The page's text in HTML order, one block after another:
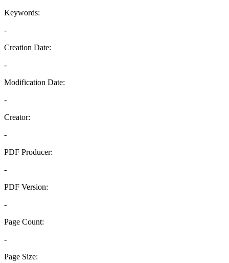
Keywords:
-
Creation Date:
-
Modification Date:
-
Creator:
-
PDF Producer:
-
PDF Version:
-
Page Count:
-
Page Size: